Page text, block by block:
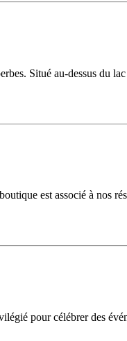
Situé au-dessus du
est associé à nos
pour célébrer des